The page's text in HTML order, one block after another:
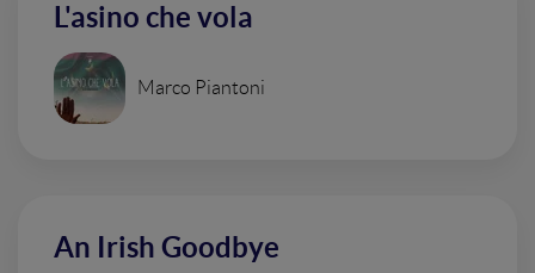
L'asino che vola
Marco Piantoni
An Irish Goodbye